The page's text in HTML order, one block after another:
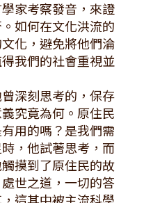
家考察發音，來證
如何在文化洪流的
化，避免將他們淪
我們的社會重視並
深刻思考的，保存
究竟為何。原住民
用的嗎？是我們需
，他試著思考，而
摸到了原住民的故
世之道，一切的答